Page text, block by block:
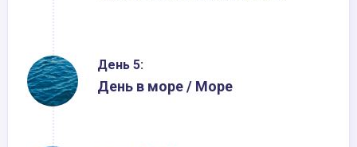
День 5:
День в море / Море